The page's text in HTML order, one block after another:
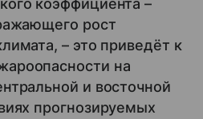
коэффициента –
рост
– это приведёт к
на
и восточной
прогнозируемых